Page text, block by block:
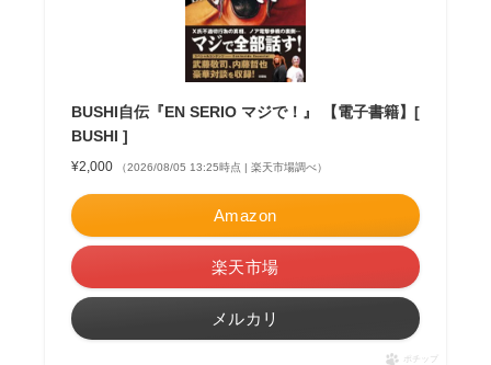
BUSHI自伝『EN SERIO マジで！』 【電子書籍】[
BUSHI ]
¥2,000 （2026/08/05 13:25時点 | 楽天市場調べ）
Amazon
楽天市場
メルカリ
ポチップ